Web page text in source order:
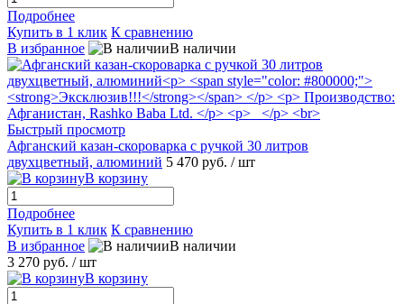
Подробнее
Купить в 1 клик К сравнению
В избранное
В наличии
Быстрый просмотр
Афганский казан-скороварка с ручкой 30 литров
двухцветный, алюминий 5 470 руб. / шт
В корзину
Подробнее
Купить в 1 клик К сравнению
В избранное
В наличии
3 270 руб. / шт
В корзину